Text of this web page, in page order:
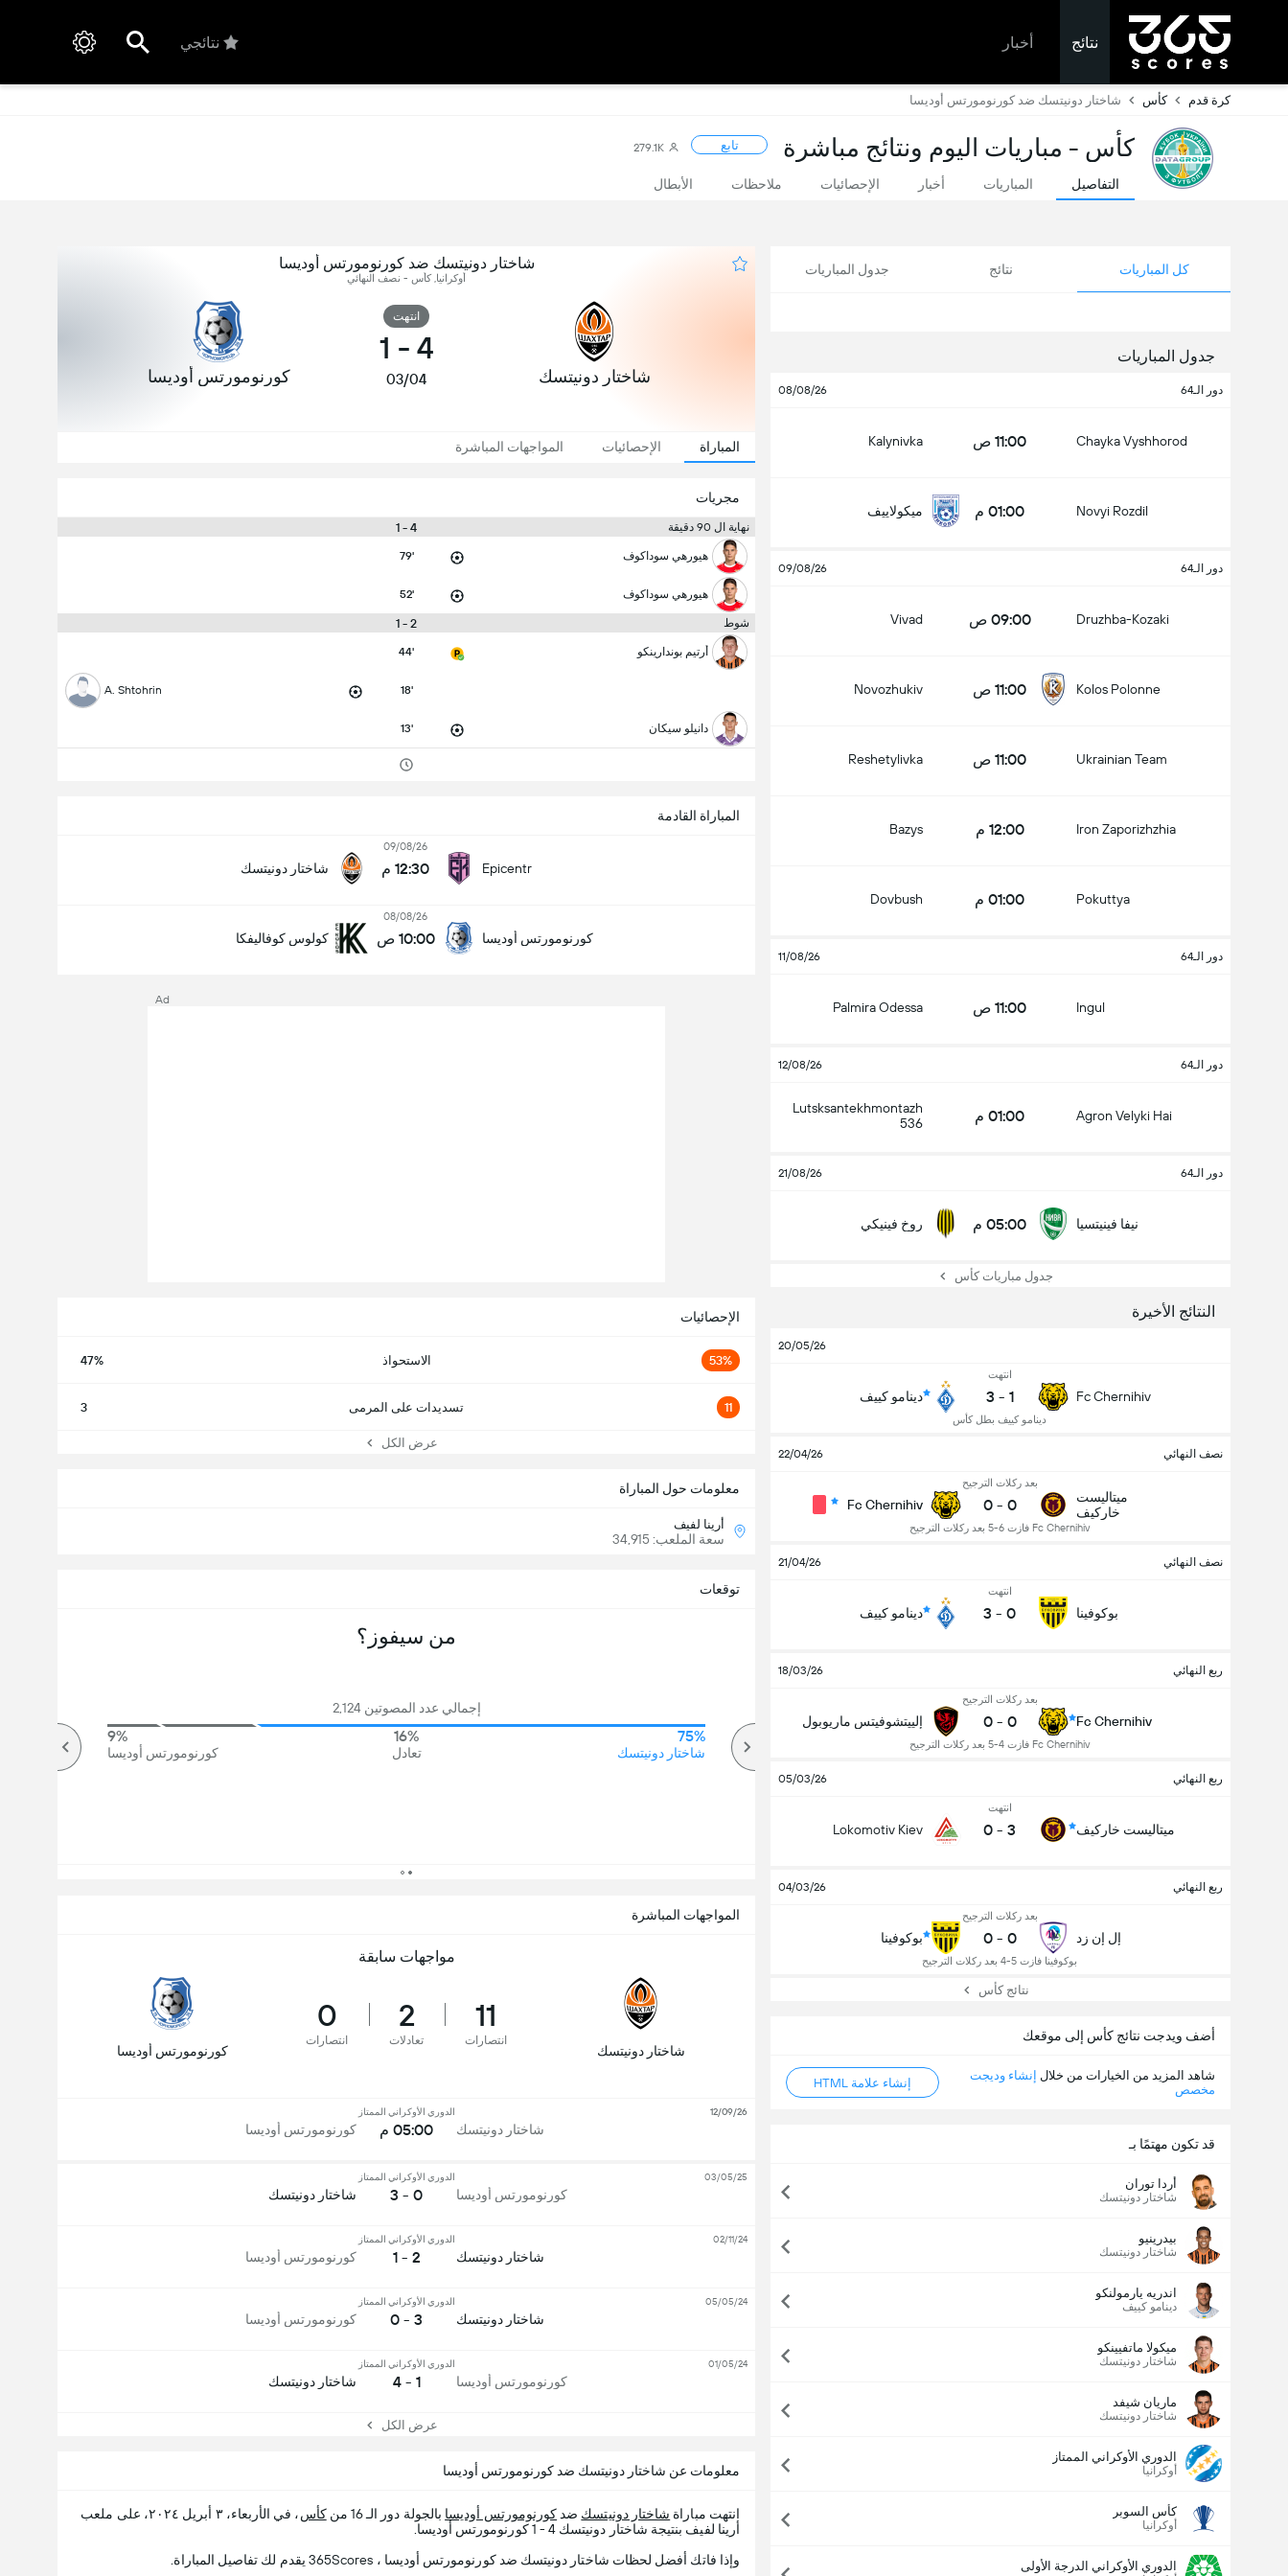
نتائج أخبار نتائجي
كرة قدم كأس شاختار دونيتسك ضد كورنومورتس أوديسا
كأس - مباريات اليوم ونتائج مباشرة تابع 279.1K
التفاصيل المباريات أخبار الإحصائيات ملاحظات الأبطال
كل المباريات نتائج جدول المباريات
جدول المباريات
دور الـ64 08/08/26
Chayka Vyshhorod 11:00 ص Kalynivka
Novyi Rozdil 01:00 م ميكولاييف
دور الـ64 09/08/26
Druzhba-Kozaki 09:00 ص Vivad
Kolos Polonne 11:00 ص Novozhukiv
Ukrainian Team 11:00 ص Reshetylivka
Iron Zaporizhzhia 12:00 م Bazys
Pokuttya 01:00 م Dovbush
دور الـ64 11/08/26
Ingul 11:00 ص Palmira Odessa
دور الـ64 12/08/26
Agron Velyki Hai 01:00 م
Lutsksantekhmontazh
536
دور الـ64 21/08/26
نيفا فينيتسيا 05:00 م روخ فينيكي
جدول مباريات كأس
النتائج الأخيرة
20/05/26
Fc Chernihiv
انتهت
1
-
3
دينامو كييف بطل كأس
دينامو كييف
نصف النهائي 22/04/26
ميتاليست
خاركيف
بعد ركلات الترجيح
0
-
0
Fc Chernihiv فازت 6-5 بعد ركلات الترجيح
Fc Chernihiv
نصف النهائي 21/04/26
بوكوفينا
انتهت
0
-
3 دينامو كييف
ربع النهائي 18/03/26
Fc Chernihiv
بعد ركلات الترجيح
0
-
0
Fc Chernihiv فازت 4-5 بعد ركلات الترجيح
إلييتشوفيتس ماريوبول
ربع النهائي 05/03/26
ميتاليست خاركيف
انتهت
3
-
0
Lokomotiv Kiev
ربع النهائي 04/03/26
إل إن زد
بعد ركلات الترجيح
0
-
0
بوكوفينا فازت 5-4 بعد ركلات الترجيح
بوكوفينا
نتائج كأس
أضف ويدجت نتائج كأس إلى موقعك
شاهد المزيد من الخيارات من خلال إنشاء وديجت
مخصص
إنشاء علامة HTML
قد تكون مهتمًا بـ
أردا توران
شاختار دونيتسك
بيدرينيو
شاختار دونيتسك
اندريه يارمولنكو
دينامو كييف
ميكولا ماتفيينكو
شاختار دونيتسك
ماريان شيفد
شاختار دونيتسك
الدوري الأوكراني الممتاز
أوكرانيا
كأس السوبر
أوكرانيا
الدوري الأوكراني الدرجة الأولى
شاختار دونيتسك ضد كورنومورتس أوديسا
أوكرانيا, كأس - نصف النهائي
شاختار دونيتسك
انتهت
4
-
1
03/04 كورنومورتس أوديسا
المباراة الإحصائيات المواجهات المباشرة
مجريات
نهاية ال 90 دقيقة 4 - 1
هيورهي سوداكوف 79'
هيورهي سوداكوف 52'
شوط 2 - 1
أرتيم بوندارينكو 44'
18'
A. Shtohrin
دانيلو سيكان 13'
المباراة القادمة
Epicentr
09/08/26
12:30 م شاختار دونيتسك
كورنومورتس أوديسا
08/08/26
10:00 ص كولوس كوفاليفكا
الإحصائيات
53% الاستحواذ 47%
11 تسديدات على المرمى 3
عرض الكل
معلومات حول المباراة
أرينا لفيف
سعة الملعب: 34,915
توقعات
من سيفوز؟
إجمالي عدد المصوتين 2,124
75%
شاختار دونيتسك
16%
تعادل
9%
كورنومورتس أوديسا
المواجهات المباشرة
مواجهات سابقة
شاختار دونيتسك
11
انتصارات
2
تعادلات
0
انتصارات
كورنومورتس أوديسا
شاختار دونيتسك
الدوري الأوكراني الممتاز
05:00 م كورنومورتس أوديسا
12/09/26
كورنومورتس أوديسا
الدوري الأوكراني الممتاز
0 - 3 شاختار دونيتسك
03/05/25
شاختار دونيتسك
الدوري الأوكراني الممتاز
2 - 1 كورنومورتس أوديسا
02/11/24
شاختار دونيتسك
الدوري الأوكراني الممتاز
3 - 0 كورنومورتس أوديسا
05/05/24
كورنومورتس أوديسا
الدوري الأوكراني الممتاز
1 - 4 شاختار دونيتسك
01/05/24
عرض الكل
Ad
معلومات عن شاختار دونيتسك ضد كورنومورتس أوديسا
انتهت مباراة شاختار دونيتسك ضد كورنومورتس أوديسا بالجولة دور الـ 16 من كأس
، في الأربعاء، ٣ أبريل ٢٠٢٤، على ملعب
أرينا لفيف بنتيجة شاختار دونيتسك 4 - 1 كورنومورتس أوديسا.
وإذا فاتك أفضل لحظات شاختار دونيتسك ضد كورنومورتس أوديسا ، 365Scores يقدم لك تفاصيل المباراة.